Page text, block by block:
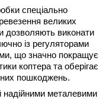
спеціально
великих
дозволяють виконати
із регуляторами
що значно покращує
коптера та оберігає
пошкоджень.
металевими